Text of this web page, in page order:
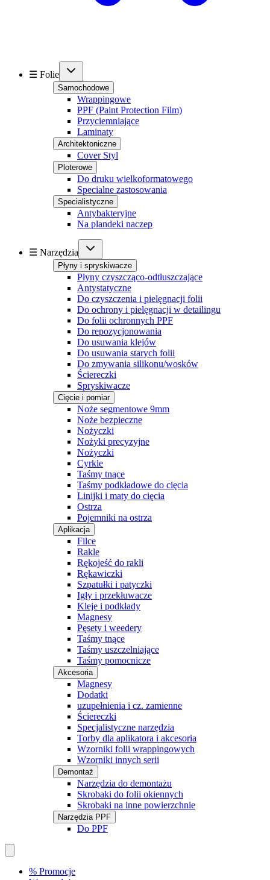
☰ Folie
Samochodowe
Wrappingowe
PPF (Paint Protection Film)
Przyciemniające
Laminaty
Architektoniczne
Cover Styl
Ploterowe
Do druku wielkoformatowego
Specialne zastosowania
Specialistyczne
Antybakteryjne
Na plandeki naczep
☰ Narzędzia
Płyny i spryskiwacze
Płyny czyszcząco-odtłuszczające
Antystatyczne
Do czyszczenia i pielęgnacji folii
Do ochrony i pielęgnacji w detailingu
Do folii ochronnych PPF
Do repozycjonowania
Do usuwania klejów
Do usuwania starych folii
Do zmywania silikonu/wosków
Ściereczki
Spryskiwacze
Cięcie i pomiar
Noże segmentowe 9mm
Noże bezpieczne
Nożyczki
Nożyki precyzyjne
Nożyczki
Cyrkle
Taśmy tnące
Taśmy podkładowe do cięcia
Linijki i maty do cięcia
Ostrza
Pojemniki na ostrza
Aplikacja
Filce
Rakle
Rękojeść do rakli
Rękawiczki
Szpatułki i patyczki
Igły i przekłuwacze
Kleje i podkłady
Magnesy
Pęsety i weedery
Taśmy tnące
Taśmy uszczelniające
Taśmy pomocnicze
Akcesoria
Magnesy
Dodatki
uzupełnienia i cz. zamienne
Ściereczki
Specjalistyczne narzędzia
Torby dla aplikatora i akcesoria
Wzorniki folii wrappingowych
Wzorniki innych serii
Demontaż
Narzędzia do demontażu
Skrobaki do folii okiennych
Skrobaki na inne powierzchnie
Narzędzia PPF
Do PPF
% Promocje